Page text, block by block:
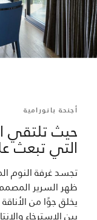
أجنحة بانورامية
حيث تلتقي
التي تبعث
تجسد غرفة النوم
ظهر السرير
يخلق جوًا من
بين الاسترخاء